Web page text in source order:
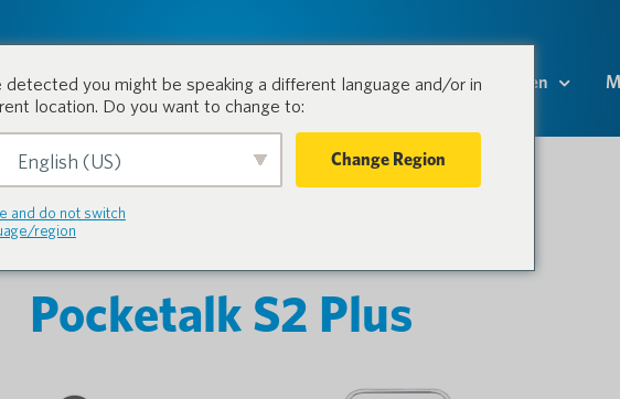
Produkte Branchen Ressourcen
Pocketalk S2 Plus
detected you might be speaking a different language and/or in
location. Do you want to change to:
English (US) Change Region
and do not switch
region